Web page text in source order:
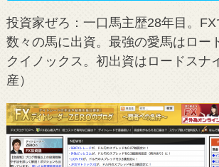
投資家ぜろ：一口馬主歴28年目。FX
数々の馬に出資。最強の愛馬はロー
クイノックス。初出資はロードスナ
産）